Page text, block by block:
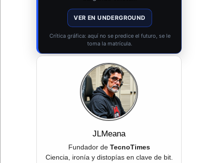
VER EN UNDERGROUND
Crítica gráfica: aquí no se predice el futuro, se le
toma la matrícula.
JLMeana
Fundador de TecnoTimes
Ciencia, ironía y distopías en clave de bit.